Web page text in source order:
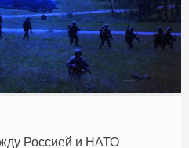
Россией и НАТО